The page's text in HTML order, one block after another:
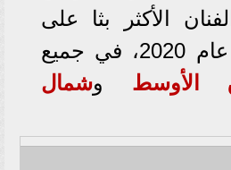
الأكثر بثا على
سبوتيفاي منذ عام 2020، في جميع
الأوسط وشمال